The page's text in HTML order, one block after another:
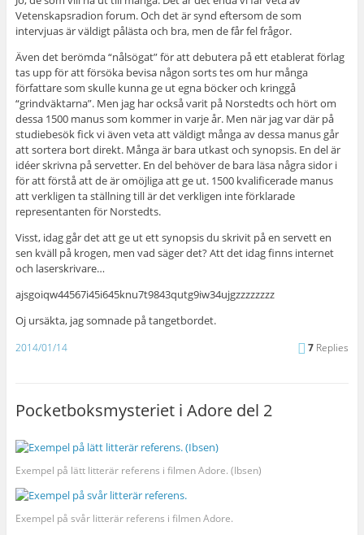
Vetenskapsradion forum. Och det är synd eftersom de som
intervjuas är väldigt pålästa och bra, men de får fel frågor.
Även det berömda “nålsögat” för att debutera på ett etablerat förlag
tas upp för att försöka bevisa någon sorts tes om hur många
författare som skulle kunna ge ut egna böcker och kringgå
“grindväktarna”. Men jag har också varit på Norstedts och hört om
dessa 1500 manus som kommer in varje år. Men när jag var där på
studiebesök fick vi även veta att väldigt många av dessa manus går
att sortera bort direkt. Många är bara utkast och synopsis. En del är
idéer skrivna på servetter. En del behöver de bara läsa några sidor i
för att förstå att de är omöjliga att ge ut. 1500 kvalificerade manus
att verkligen ta ställning till är det verkligen inte förklarade
representanten för Norstedts.
Visst, idag går det att ge ut ett synopsis du skrivit på en servett en
sen kväll på krogen, men vad säger det? Att det idag finns internet
och laserskrivare…
ajsgoiqw44567i45i645knu7t9843qutg9iw34ujgzzzzzzzz
Oj ursäkta, jag somnade på tangetbordet.
2014/01/14 7 Replies
Pocketboksmysteriet i Adore del 2
Exempel på lätt litterär referens i filmen Adore. (Ibsen)
Exempel på svår litterär referens i filmen Adore.